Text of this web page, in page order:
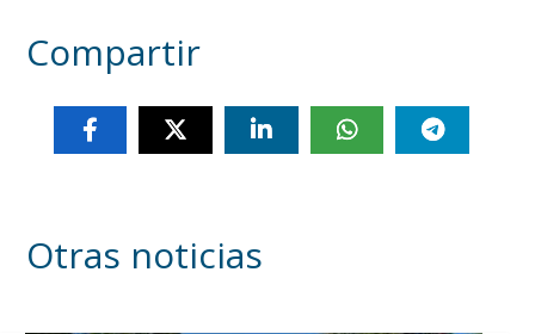
Compartir
Otras noticias